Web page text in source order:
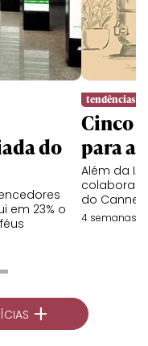
do
em 23% o
tendências
Cinco
para a
Além da
do Cannes
4 semanas
+